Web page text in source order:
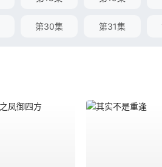
第30集 第31集